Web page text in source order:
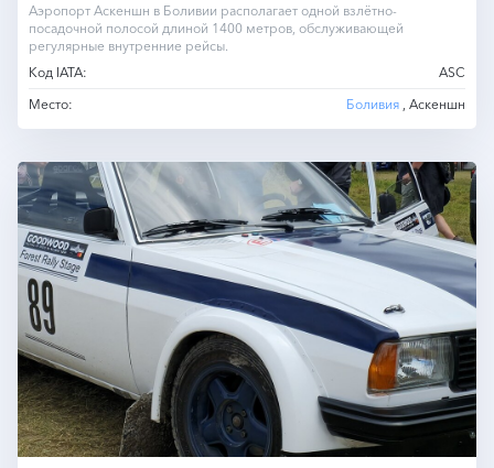
Аэропорт Аскеншн в Боливии располагает одной взлётно-
посадочной полосой длиной 1400 метров, обслуживающей
регулярные внутренние рейсы.
Код IATA:
ASC
Место:
Боливия , Аскеншн